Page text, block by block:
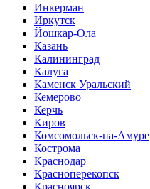
Инкерман
Иркутск
Йошкар-Ола
Казань
Калининград
Калуга
Каменск Уральский
Кемерово
Керчь
Киров
Комсомольск-на-Амуре
Кострома
Краснодар
Красноперекопск
Красноярск